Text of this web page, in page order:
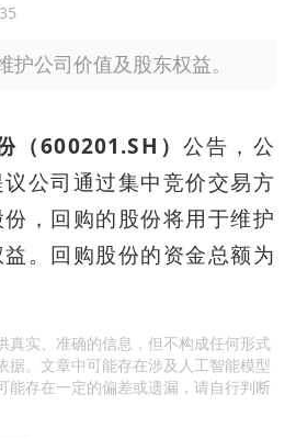
护公司价值及股东权益。
（600201.SH）公告，公
公司通过集中竞价交易方
，回购的股份将用于维护
。回购股份的资金总额为
真实、准确的信息，但不构成任何形式
据。文章中可能存在涉及人工智能模型
能存在一定的偏差或遗漏，请自行判断